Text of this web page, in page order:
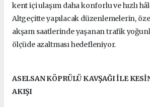
kent içi ulaşım daha konforlu ve hızlı
Altgeçitte yapılacak düzenlemelerin,
akşam saatlerinde yaşanan trafik
ölçüde azaltması hedefleniyor.
ASELSAN KÖPRÜLÜ KAVŞAĞI İLE
AKIŞI